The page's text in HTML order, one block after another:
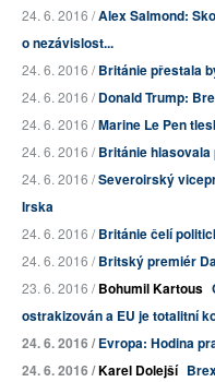
24. 6. 2016 /Alex Salmond:
o nezávislost...
24. 6. 2016 /Británie přestala
24. 6. 2016 /Donald Trump:
24. 6. 2016 /Marine Le Pen
24. 6. 2016 /Británie
24. 6. 2016 /Severoirský
Irska
24. 6. 2016 /Británie čelí
24. 6. 2016 /Britský premiér
23. 6. 2016 /Bohumil Kartous
ostrakizován a EU jetotalitní
24. 6. 2016 /Evropa: Hodina
24. 6. 2016 /Karel Dolejší